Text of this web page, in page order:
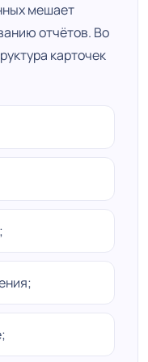
мешает
отчётов. Во
карточек